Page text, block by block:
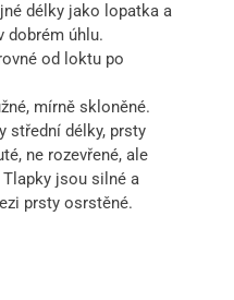
délky jako lopatka a
dobrém úhlu.
od loktu po
mírně skloněné.
střední délky, prsty
ne rozevřené, ale
jsou silné a
prsty osrstěné.